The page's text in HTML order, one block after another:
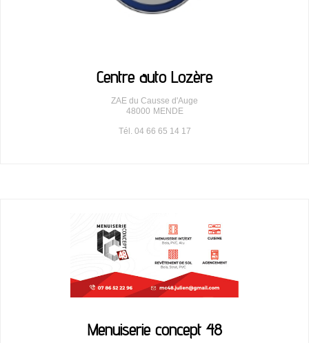
Centre auto Lozère
ZAE du Causse d'Auge
48000 MENDE
Tél. 04 66 65 14 17
Menuiserie concept 48